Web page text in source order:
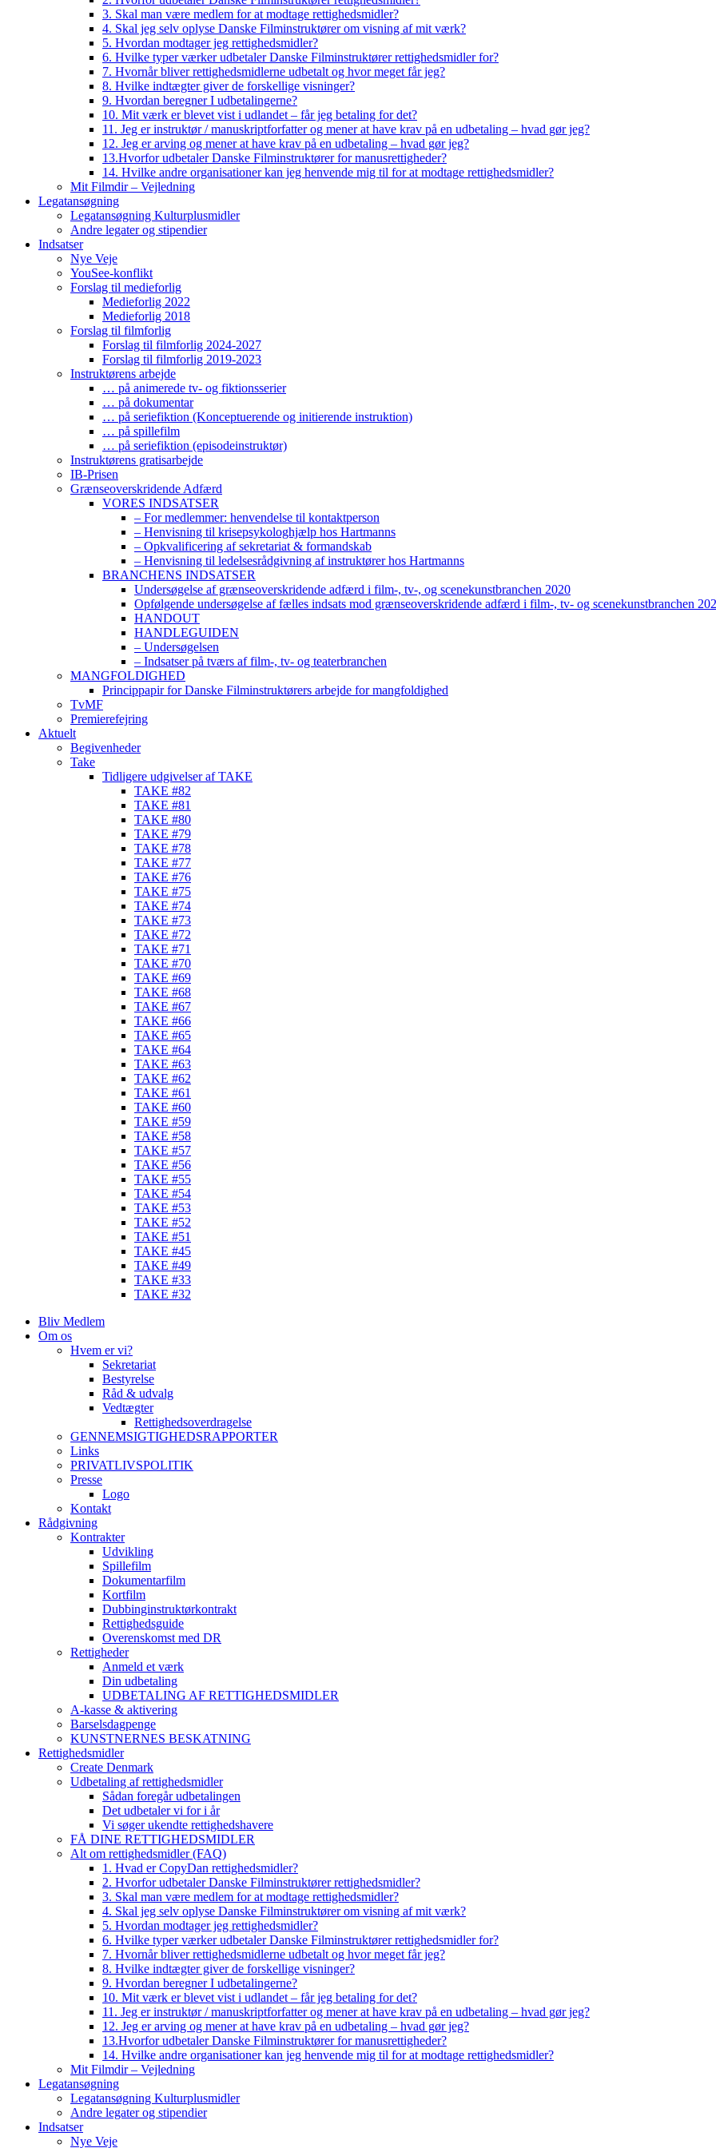
3. Skal man være medlem for at modtage rettighedsmidler?
4. Skal jeg selv oplyse Danske Filminstruktører om visning af mit værk?
5. Hvordan modtager jeg rettighedsmidler?
6. Hvilke typer værker udbetaler Danske Filminstruktører rettighedsmidler for?
7. Hvornår bliver rettighedsmidlerne udbetalt og hvor meget får jeg?
8. Hvilke indtægter giver de forskellige visninger?
9. Hvordan beregner I udbetalingerne?
10. Mit værk er blevet vist i udlandet – får jeg betaling for det?
11. Jeg er instruktør / manuskriptforfatter og mener at have krav på en udbetaling – hvad gør jeg?
12. Jeg er arving og mener at have krav på en udbetaling – hvad gør jeg?
13.Hvorfor udbetaler Danske Filminstruktører for manusrettigheder?
14. Hvilke andre organisationer kan jeg henvende mig til for at modtage rettighedsmidler?
Mit Filmdir – Vejledning
Legatansøgning
Legatansøgning Kulturplusmidler
Andre legater og stipendier
Indsatser
Nye Veje
YouSee-konflikt
Forslag til medieforlig
Medieforlig 2022
Medieforlig 2018
Forslag til filmforlig
Forslag til filmforlig 2024-2027
Forslag til filmforlig 2019-2023
Instruktørens arbejde
… på animerede tv- og fiktionsserier
… på dokumentar
… på seriefiktion (Konceptuerende og initierende instruktion)
… på spillefilm
… på seriefiktion (episodeinstruktør)
Instruktørens gratisarbejde
IB-Prisen
Grænseoverskridende Adfærd
VORES INDSATSER
– For medlemmer: henvendelse til kontaktperson
– Henvisning til krisepsykologhjælp hos Hartmanns
– Opkvalificering af sekretariat & formandskab
– Henvisning til ledelsesrådgivning af instruktører hos Hartmanns
BRANCHENS INDSATSER
Undersøgelse af grænseoverskridende adfærd i film-, tv-, og scenekunstbranchen 2020
Opfølgende undersøgelse af fælles indsats mod grænseoverskridende adfærd i film-, tv- og scenekunstbranchen
HANDOUT
HANDLEGUIDEN
– Undersøgelsen
– Indsatser på tværs af film-, tv- og teaterbranchen
MANGFOLDIGHED
Princippapir for Danske Filminstruktørers arbejde for mangfoldighed
TvMF
Premierefejring
Aktuelt
Begivenheder
Take
Tidligere udgivelser af TAKE
TAKE #82
TAKE #81
TAKE #80
TAKE #79
TAKE #78
TAKE #77
TAKE #76
TAKE #75
TAKE #74
TAKE #73
TAKE #72
TAKE #71
TAKE #70
TAKE #69
TAKE #68
TAKE #67
TAKE #66
TAKE #65
TAKE #64
TAKE #63
TAKE #62
TAKE #61
TAKE #60
TAKE #59
TAKE #58
TAKE #57
TAKE #56
TAKE #55
TAKE #54
TAKE #53
TAKE #52
TAKE #51
TAKE #45
TAKE #49
TAKE #33
TAKE #32
Bliv Medlem
Om os
Hvem er vi?
Sekretariat
Bestyrelse
Råd & udvalg
Vedtægter
Rettighedsoverdragelse
GENNEMSIGTIGHEDSRAPPORTER
Links
PRIVATLIVSPOLITIK
Presse
Logo
Kontakt
Rådgivning
Kontrakter
Udvikling
Spillefilm
Dokumentarfilm
Kortfilm
Dubbinginstruktørkontrakt
Rettighedsguide
Overenskomst med DR
Rettigheder
Anmeld et værk
Din udbetaling
UDBETALING AF RETTIGHEDSMIDLER
A-kasse & aktivering
Barselsdagpenge
KUNSTNERNES BESKATNING
Rettighedsmidler
Create Denmark
Udbetaling af rettighedsmidler
Sådan foregår udbetalingen
Det udbetaler vi for i år
Vi søger ukendte rettighedshavere
FÅ DINE RETTIGHEDSMIDLER
Alt om rettighedsmidler (FAQ)
1. Hvad er CopyDan rettighedsmidler?
2. Hvorfor udbetaler Danske Filminstruktører rettighedsmidler?
3. Skal man være medlem for at modtage rettighedsmidler?
4. Skal jeg selv oplyse Danske Filminstruktører om visning af mit værk?
5. Hvordan modtager jeg rettighedsmidler?
6. Hvilke typer værker udbetaler Danske Filminstruktører rettighedsmidler for?
7. Hvornår bliver rettighedsmidlerne udbetalt og hvor meget får jeg?
8. Hvilke indtægter giver de forskellige visninger?
9. Hvordan beregner I udbetalingerne?
10. Mit værk er blevet vist i udlandet – får jeg betaling for det?
11. Jeg er instruktør / manuskriptforfatter og mener at have krav på en udbetaling – hvad gør jeg?
12. Jeg er arving og mener at have krav på en udbetaling – hvad gør jeg?
13.Hvorfor udbetaler Danske Filminstruktører for manusrettigheder?
14. Hvilke andre organisationer kan jeg henvende mig til for at modtage rettighedsmidler?
Mit Filmdir – Vejledning
Legatansøgning
Legatansøgning Kulturplusmidler
Andre legater og stipendier
Indsatser
Nye Veje